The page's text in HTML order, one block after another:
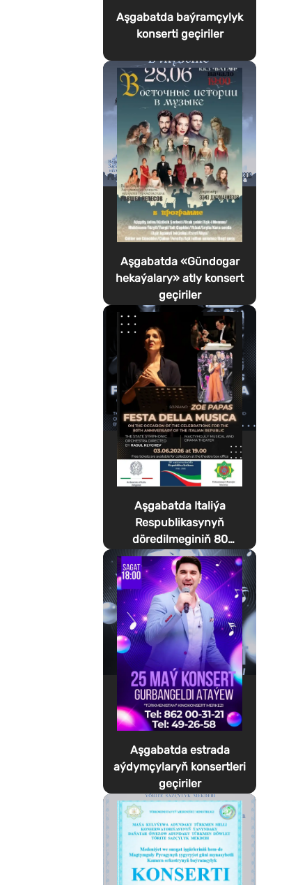
Aşgabatda baýramçylyk
konserti geçiriler
Aşgabatda «Gündogar
hekaýalary» atly konsert
geçiriler
Aşgabatda Italiýa
Respublikasynyň
döredilmeginiň 80
ýyllygyna bagyşlanan
Festa della Musica
geçirilýär
Aşgabatda estrada
aýdymçylaryň konsertleri
geçiriler